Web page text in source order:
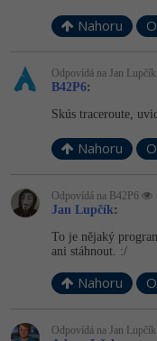
Nahoru
Odpovídá na Jan Lupčík
B42P6:
Skús traceroute,
Nahoru
Odpovídá na B42P6
Jan Lupčík:
To je nějaký
ani stáhnout. :/
Nahoru
Odpovídá na Jan Lupčík